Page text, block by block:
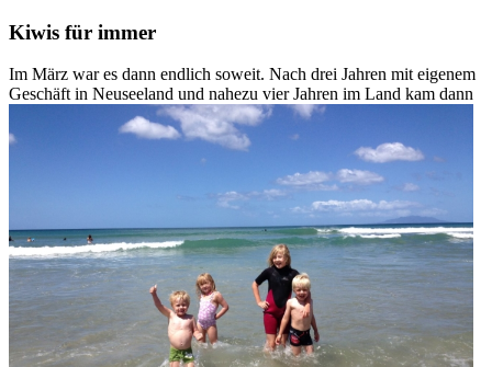
Kiwis für immer
Im März war es dann endlich soweit. Nach drei Jahren mit eigenem
Geschäft in Neuseeland und nahezu vier Jahren im Land kam dann